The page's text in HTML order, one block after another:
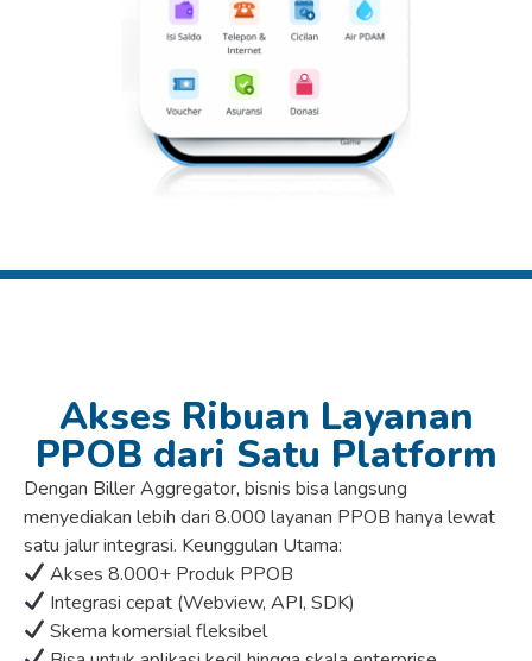
Akses Ribuan Layanan
PPOB dari Satu Platform
Dengan Biller Aggregator, bisnis bisa langsung
menyediakan lebih dari 8.000 layanan PPOB hanya lewat
satu jalur integrasi. Keunggulan Utama:
Akses 8.000+ Produk PPOB
Integrasi cepat (Webview, API, SDK)
Skema komersial fleksibel